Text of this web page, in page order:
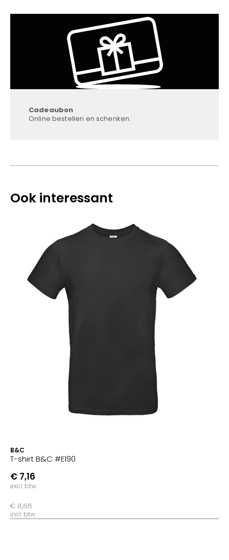
Cadeaubon
Online bestellen en schenken.
Ook interessant
B&C
T-shirt B&C #E190
€ 7,16
excl. btw
€ 8,66
incl. btw